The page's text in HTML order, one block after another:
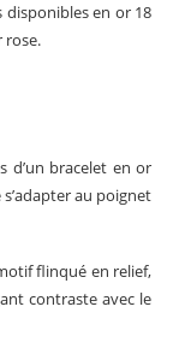
disponibles en or 18
rose.
d’un bracelet en or
au poignet
flinqué en relief,
contraste avec le